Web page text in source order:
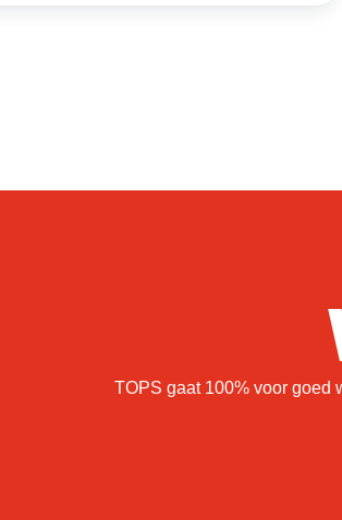
TOPS gaat 100% voor goed